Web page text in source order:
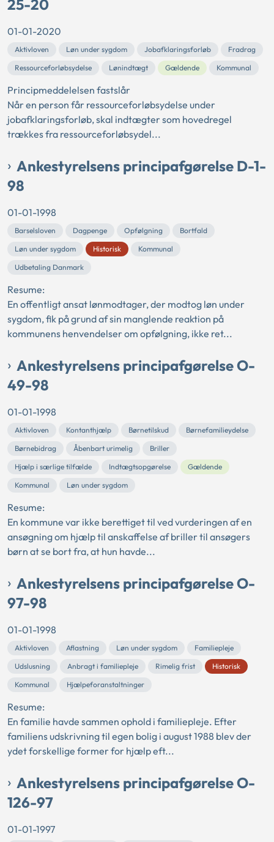
25-20
01-01-2020
Aktivloven Løn under sygdom Jobafklaringsforløb
Fradrag
Ressourceforløbsydelse
Lønindtægt Gældende Kommunal
Principmeddelelsen fastslår
Når en person får ressourceforløbsydelse under
jobafklaringsforløb, skal indtægter som hovedregel
trækkes fra ressourceforløbsydel...
Ankestyrelsens principafgørelse D-1-
98
01-01-1998
Barselsloven Dagpenge Opfølgning
Bortfald
Løn under sygdom
Historisk
Kommunal
Udbetaling Danmark
Resume:
En offentligt ansat lønmodtager, der modtog løn under
sygdom, fik på grund af sin manglende reaktion på
kommunens henvendelser om opfølgning, ikke ret...
Ankestyrelsens principafgørelse O-
49-98
01-01-1998
Aktivloven Kontanthjælp Børnetilskud
Børnefamilieydelse
Børnebidrag
Åbenbart urimelig
Briller
Hjælp i særlige tilfælde
Indtægtsopgørelse
Gældende
Kommunal
Løn under sygdom
Resume:
En kommune var ikke berettiget til ved vurderingen af en
ansøgning om hjælp til anskaffelse af briller til ansøgers
børn at se bort fra, at hun havde...
Ankestyrelsens principafgørelse O-
97-98
01-01-1998
Aktivloven Aflastning Løn under sygdom
Familiepleje
Udslusning
Anbragt i familiepleje Rimelig frist
Historisk
Kommunal
Hjælpeforanstaltninger
Resume:
En familie havde sammen ophold i familiepleje. Efter
familiens udskrivning til egen bolig i august 1988 blev der
ydet forskellige former for hjælp eft...
Ankestyrelsens principafgørelse O-
126-97
01-01-1997